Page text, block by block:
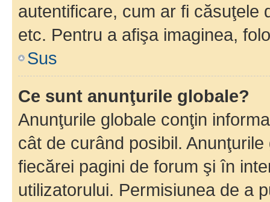
autentificare, cum ar fi căsuţele
etc. Pentru a afişa imaginea,
Sus
Ce sunt anunţurile globale?
Anunţurile globale conţin
cât de curând posibil.
fiecărei pagini de forum şi în
utilizatorului. Permisiunea de a